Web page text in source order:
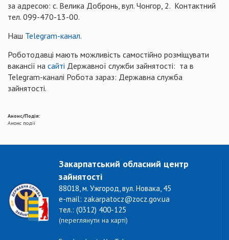
за адресою: с. Велика Добронь, вул. Чонгор, 2. Контактний
тел. 099-470-13-00.
Наш Telegram-канал.
Роботодавці мають можливість самостійно розміщувати
вакансії на сайті Державної служби зайнятості: та в
Telegram-каналі Робота зараз: Державна служба
зайнятості.
Анонс/Подія:
Анонс події
Закарпатський обласний центр
зайнятості
88018, м. Ужгород, вул. Новака, 45
e-mail: zakarpatocz@zocz.gov.ua
тел.: (0312) 400-125
(переглянути на карті)